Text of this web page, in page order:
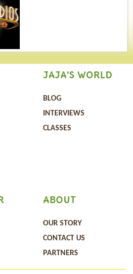
JAJA'S WORLD
BLOG
INTERVIEWS
CLASSES
ABOUT
OUR STORY
CONTACT US
PARTNERS